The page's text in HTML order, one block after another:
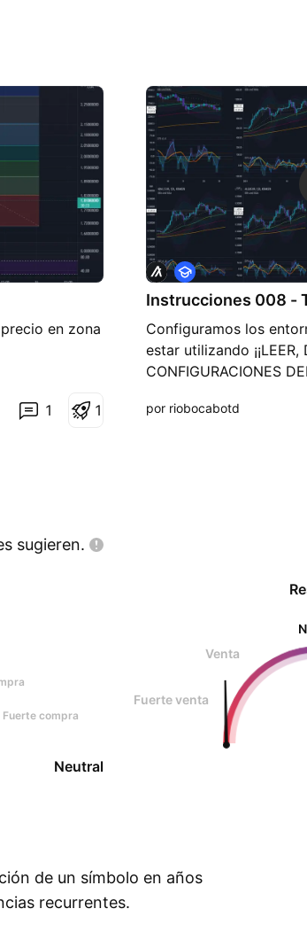
en zona
1 1
Instrucciones 008 -
Configuramos los
estar utilizando ¡¡LEER,
CONFIGURACIONES
DFI: Lower Timeframe
F
o
r
a
i
ó
por riobocabotd
sugieren.
Fuerte compra
Neutral
Venta
Fuerte venta
de un símbolo en años
recurrentes.